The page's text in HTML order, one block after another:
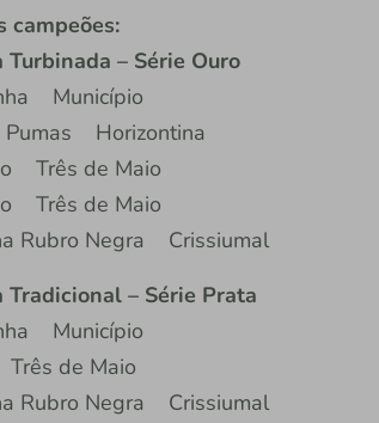
campeões:
– Série Ouro
Município
Horizontina
Três de Maio
Três de Maio
Rubro Negra Crissiumal
Tradicional – Série Prata
Município
de Maio
Rubro Negra Crissiumal